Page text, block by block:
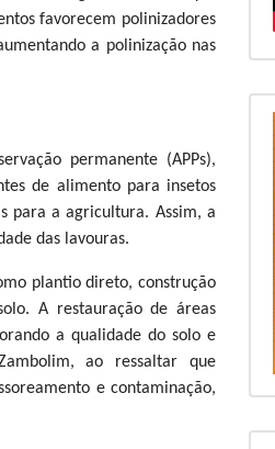
favorecem polinizadores
a polinização nas
permanente (APPs),
de alimento para insetos
para a agricultura. Assim, a
das lavouras.
plantio direto, construção
A restauração de áreas
a qualidade do solo e
ao ressaltar que
e contaminação,